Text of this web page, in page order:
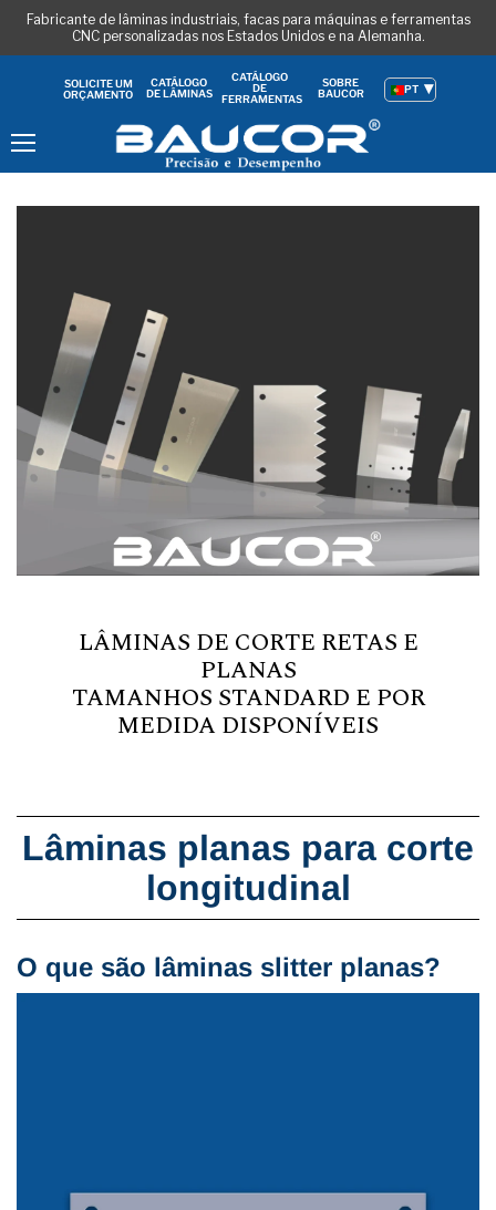
Fabricante de lâminas industriais, facas para máquinas e ferramentas
CNC personalizadas nos Estados Unidos e na Alemanha.
SOLICITE UM
ORÇAMENTO
CATÁLOGO
DE LÂMINAS
CATÁLOGO
DE
FERRAMENTAS
SOBRE
BAUCOR
PT
LÂMINAS DE CORTE RETAS E
PLANAS
TAMANHOS STANDARD E POR
MEDIDA DISPONÍVEIS
Lâminas planas para corte
longitudinal
O que são lâminas slitter planas?